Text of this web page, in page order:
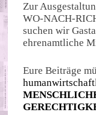
Zur
WO-NACH-
suchen wir
ehrenamtliche
Eure Beiträge
humanwirtschaft